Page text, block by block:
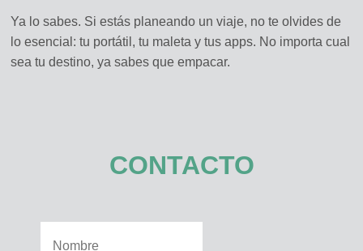
Ya lo sabes. Si estás planeando un viaje, no te olvides de
lo esencial: tu portátil, tu maleta y tus apps. No importa cual
sea tu destino, ya sabes que empacar.
CONTACTO